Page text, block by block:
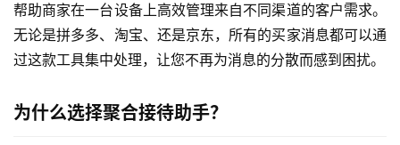
帮助商家在一台设备上高效管理来自不同渠道的客户需求。
无论是拼多多、淘宝、还是京东，所有的买家消息都可以通
过这款工具集中处理，让您不再为消息的分散而感到困扰。
为什么选择聚合接待助手？